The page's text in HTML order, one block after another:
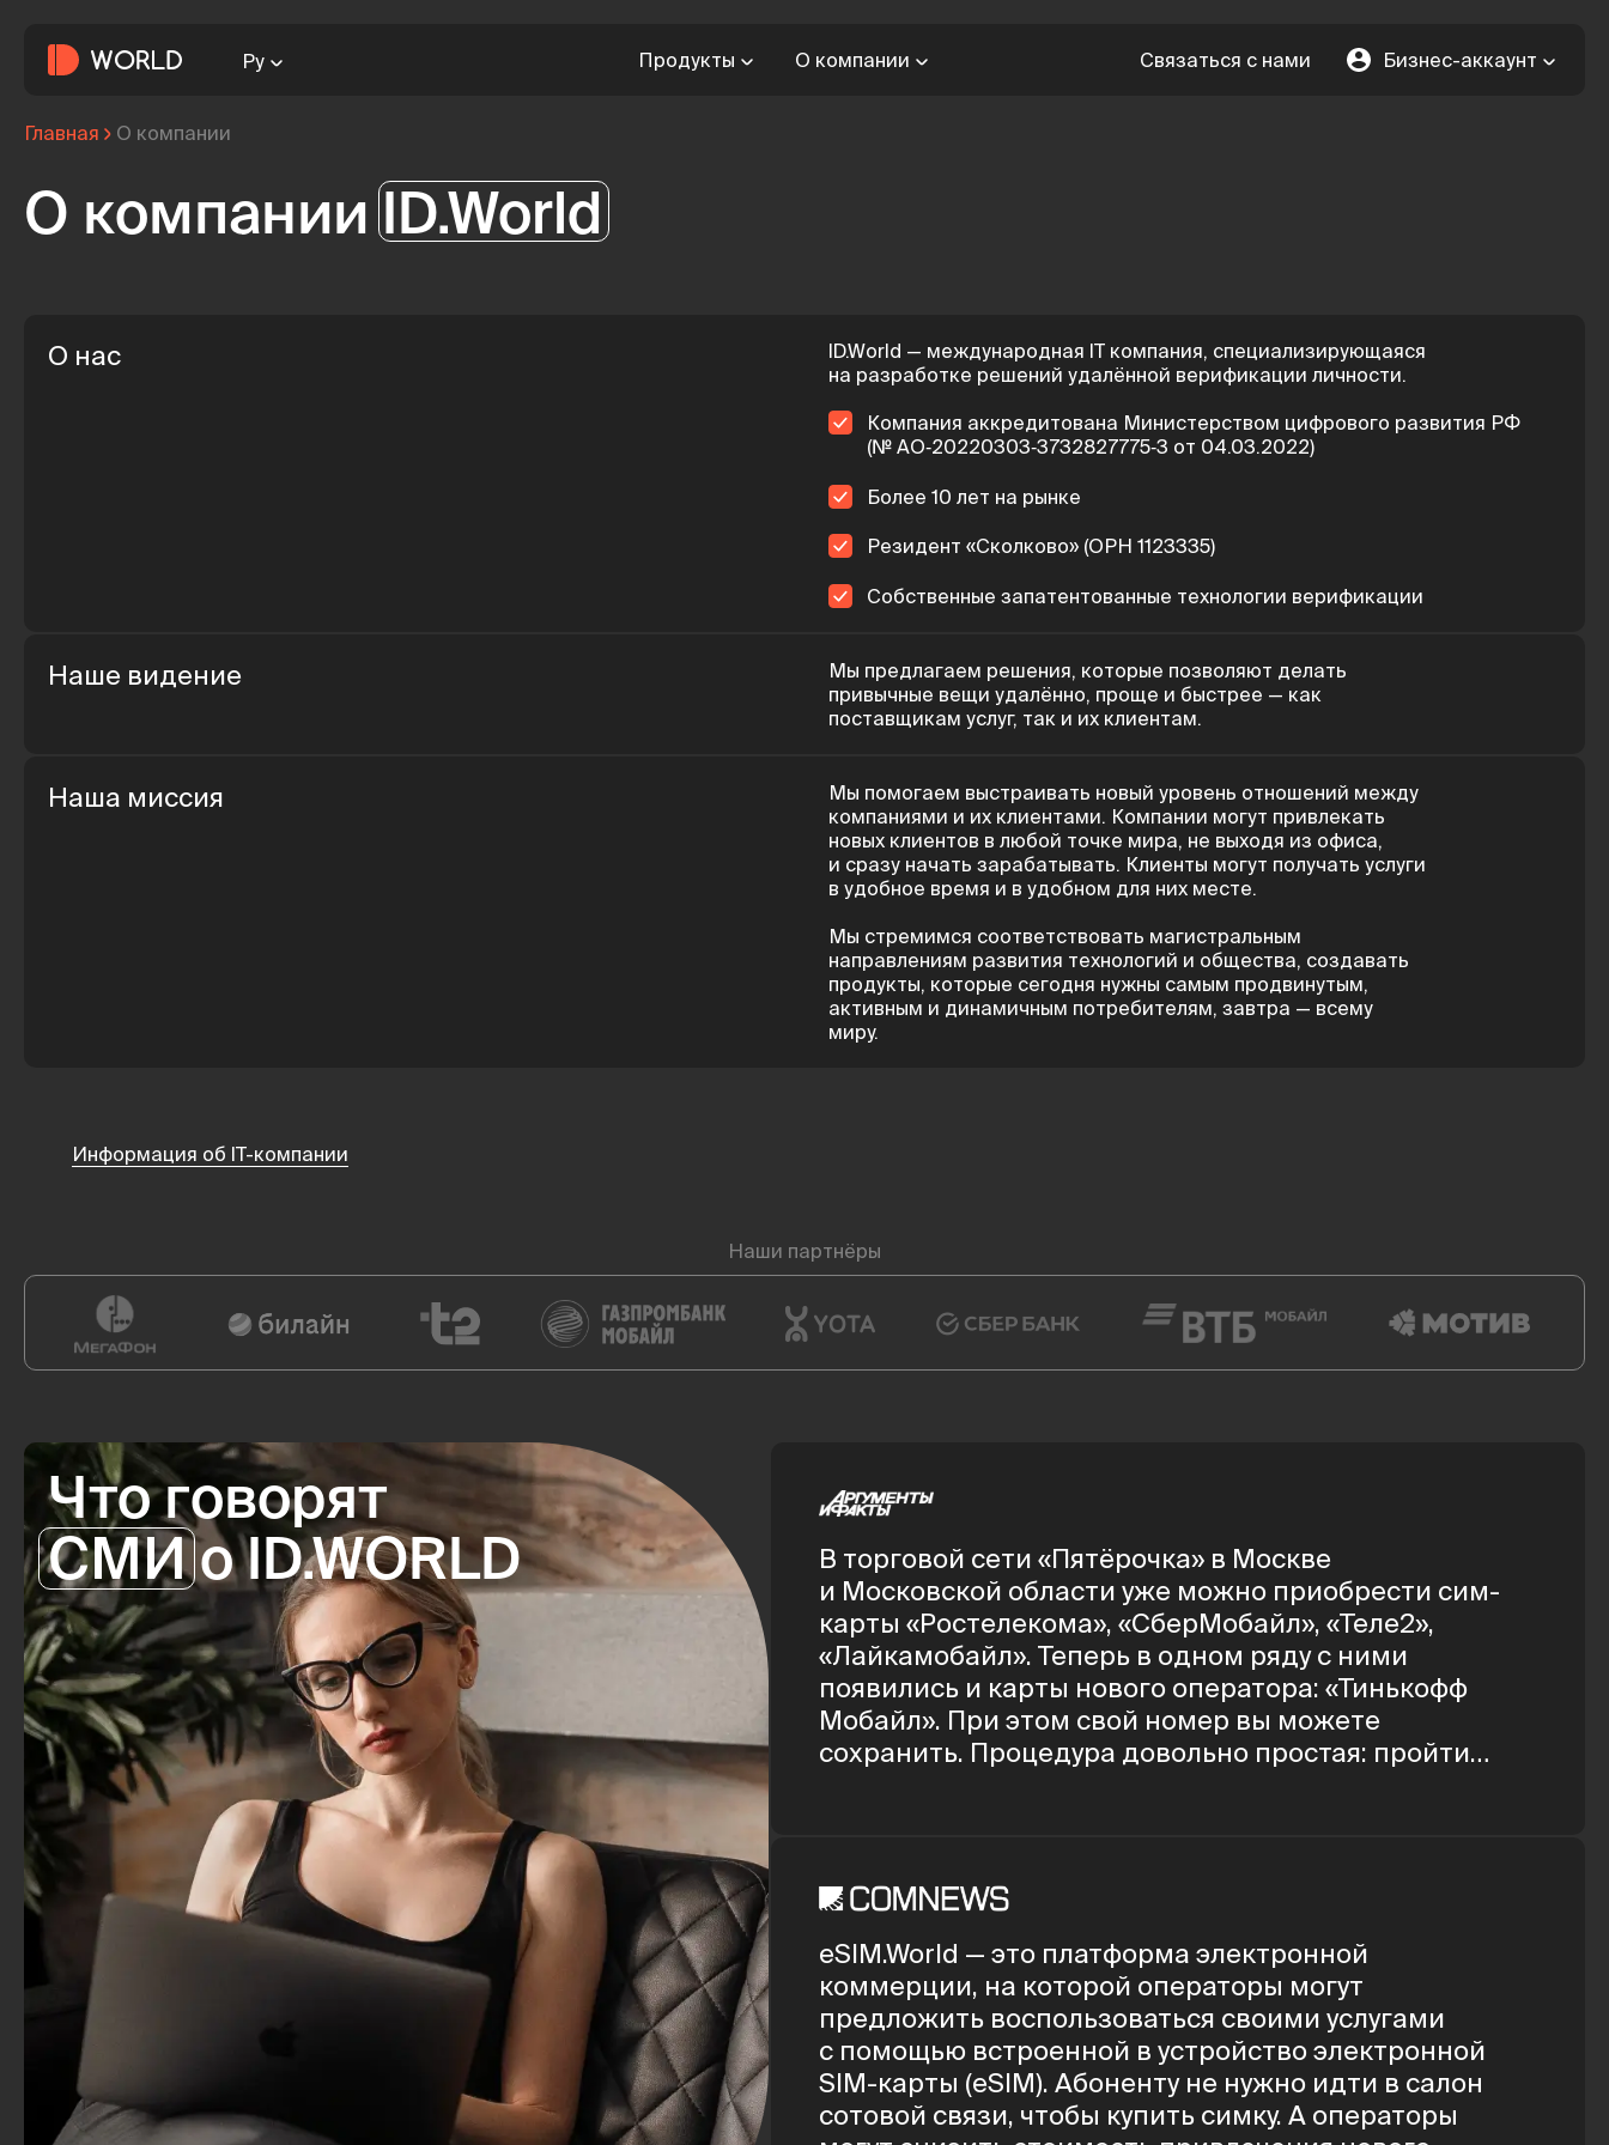
Ру Продукты О компании Связаться с нами Бизнес-аккаунт
Главная О компании
О компанииID.World
О нас
ID.World — международная IT компания, специализирующаяся
на разработке решений удалённой верификации личности.
Компания аккредитована Министерством цифрового развития РФ
(№ АО‑20220303‑3732827775‑3 от 04.03.2022)
Более 10 лет на рынке
Резидент «Сколково» (ОРН 1123335)
Собственные запатентованные технологии верификации
Наше видение
Мы предлагаем решения, которые позволяют делать
привычные вещи удалённо, проще и быстрее — как
поставщикам услуг, так и их клиентам.
Наша миссия
Мы помогаем выстраивать новый уровень отношений между
компаниями и их клиентами. Компании могут привлекать
новых клиентов в любой точке мира, не выходя из офиса,
и сразу начать зарабатывать. Клиенты могут получать услуги
в удобное время и в удобном для них месте.
Мы стремимся соответствовать магистральным
направлениям развития технологий и общества, создавать
продукты, которые сегодня нужны самым продвинутым,
активным и динамичным потребителям, завтра — всему
миру.
Информация об IT-компании
Наши партнёры
В торговой сети «Пятёрочка» в Москве
и Московской области уже можно приобрести сим-
карты «Ростелекома», «СберМобайл», «Теле2»,
«Лайкамобайл». Теперь в одном ряду с ними
появились и карты нового оператора: «Тинькофф
Мобайл». При этом свой номер вы можете
сохранить. Процедура довольно простая: пройти
открывает новые перспективы для свободы
выбора.
eSIM.World — это платформа электронной
коммерции, на которой операторы могут
предложить воспользоваться своими услугами
с помощью встроенной в устройство электронной
SIM-карты (eSIM). Абоненту не нужно идти в салон
сотовой связи, чтобы купить симку. А операторы
Что говорят
СМИо ID.WORLD